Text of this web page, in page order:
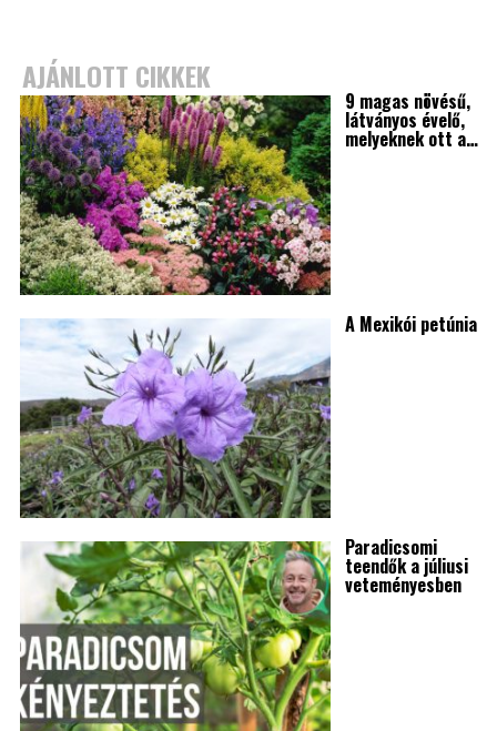
AJÁNLOTT CIKKEK
9 magas növésű,
látványos évelő,
melyeknek ott a…
A Mexikói petúnia
Paradicsomi
teendők a júliusi
veteményesben